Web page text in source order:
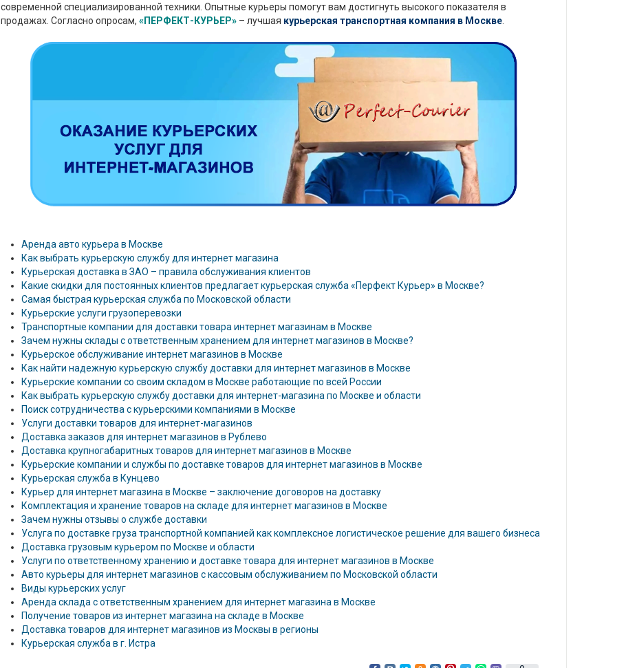
современной специализированной техники. Опытные курьеры помогут вам достигнуть высокого показателя в
продажах. Согласно опросам, «ПЕРФЕКТ-КУРЬЕР»– лучшая курьерская транспортная компания в Москве.
Аренда авто курьера в Москве
Как выбрать курьерскую службу для интернет магазина
Курьерская доставка в ЗАО – правила обслуживания клиентов
Какие скидки для постоянных клиентов предлагает курьерская служба «Перфект Курьер» в Москве?
Самая быстрая курьерская служба по Московской области
Курьерские услуги грузоперевозки
Транспортные компании для доставки товара интернет магазинам в Москве
Зачем нужны склады с ответственным хранением для интернет магазинов в Москве?
Курьерское обслуживание интернет магазинов в Москве
Как найти надежную курьерскую службу доставки для интернет магазинов в Москве
Курьерские компании со своим складом в Москве работающие по всей России
Как выбрать курьерскую службу доставки для интернет-магазина по Москве и области
Поиск сотрудничества с курьерскими компаниями в Москве
Услуги доставки товаров для интернет-магазинов
Доставка заказов для интернет магазинов в Рублево
Доставка крупногабаритных товаров для интернет магазинов в Москве
Курьерские компании и службы по доставке товаров для интернет магазинов в Москве
Курьерская служба в Кунцево
Курьер для интернет магазина в Москве – заключение договоров на доставку
Комплектация и хранение товаров на складе для интернет магазинов в Москве
Зачем нужны отзывы о службе доставки
Услуга по доставке груза транспортной компанией как комплексное логистическое решение для вашего бизнеса
Доставка грузовым курьером по Москве и области
Услуги по ответственному хранению и доставке товара для интернет магазинов в Москве
Авто курьеры для интернет магазинов с кассовым обслуживанием по Московской области
Виды курьерских услуг
Аренда склада с ответственным хранением для интернет магазина в Москве
Получение товаров из интернет магазина на складе в Москве
Доставка товаров для интернет магазинов из Москвы в регионы
Курьерская служба в г. Истра